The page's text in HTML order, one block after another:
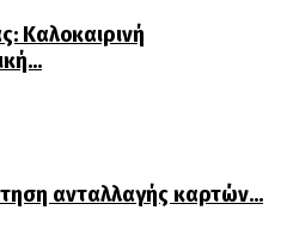
Καλοκαιρινή
ανταλλαγής καρτών…